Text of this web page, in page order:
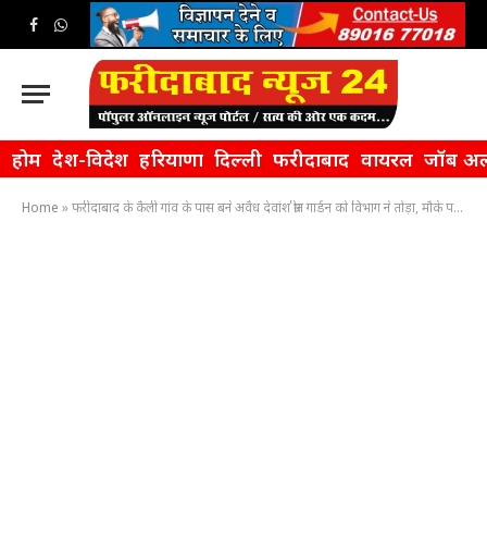
Facebook
WhatsApp
होम देश-विदेश हरियाणा दिल्ली फरीदाबाद वायरल जॉब
Home »फरीदाबाद के कैली गांव के पास बने अवैध देवांश ग्रीन गार्डन को विभाग ने तोड़ा, मौके पर भारी पुलिस बल मौजूद